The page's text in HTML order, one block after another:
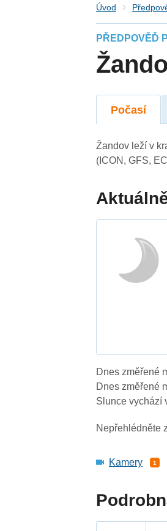
Úvod
PŘEDPOVĚĎ
Počasí
Žandov leží v
(ICON, GFS,
Dnes změřené
Dnes změřené
Slunce vychází
Nepřehlédněte
Kamery 1